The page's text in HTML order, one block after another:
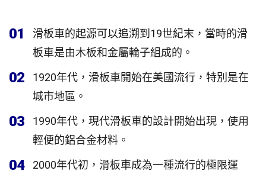
01
滑板車的起源可以追溯到19世紀末，當時的滑
板車是由木板和金屬輪子組成的。
02
1920年代，滑板車開始在美國流行，特別是在
城市地區。
03
1990年代，現代滑板車的設計開始出現，使用
輕便的鋁合金材料。
04
2000年代初，滑板車成為一種流行的極限運